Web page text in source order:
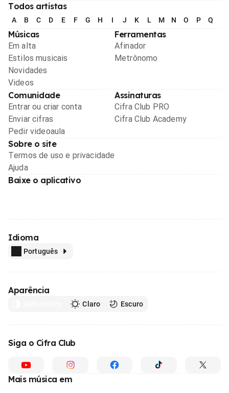
Todos artistas
A B C D E F G H I J K L M N O P Q
Músicas
Em alta
Estilos musicais
Novidades
Videos
Ferramentas
Afinador
Metrônomo
Comunidade
Entrar ou criar conta
Enviar cifras
Pedir videoaula
Assinaturas
Cifra Club PRO
Cifra Club Academy
Sobre o site
Termos de uso e privacidade
Ajuda
Baixe o aplicativo
Idioma
Português
Aparência
Claro Escuro
Siga o Cifra Club
Mais música em